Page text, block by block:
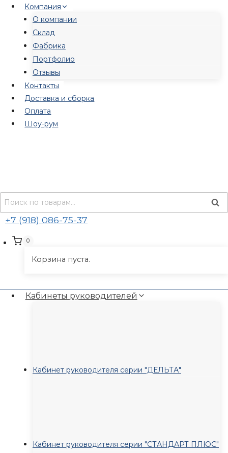
Перейти
содержимому
Компания
О компании
Склад
Фабрика
Портфолио
Отзывы
Контакты
Доставка и сборка
Оплата
Шоу-рум
Искать:
+7 (918) 086-75-37
0
Корзина пуста.
Кабинеты руководителей
Кабинет руководителя серии "ДЕЛЬТА"
Кабинет руководителя серии "СТАНДАРТ ПЛЮС"